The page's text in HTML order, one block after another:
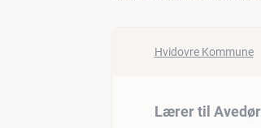
Hvidovre Kommune
Lærer til